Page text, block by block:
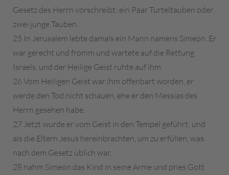
Gesetz des Herrn vorschreibt: ein Paar Turteltauben oder
zwei junge Tauben.
25 In Jerusalem lebte damals ein Mann namens Simeon. Er
war gerecht und fromm und wartete auf die Rettung
Israels, und der Heilige Geist ruhte auf ihm.
26 Vom Heiligen Geist war ihm offenbart worden, er
werde den Tod nicht schauen, ehe er den Messias des
Herrn gesehen habe.
27 Jetzt wurde er vom Geist in den Tempel geführt; und
als die Eltern Jesus hereinbrachten, um zu erfüllen, was
nach dem Gesetz üblich war,
28 nahm Simeon das Kind in seine Arme und pries Gott